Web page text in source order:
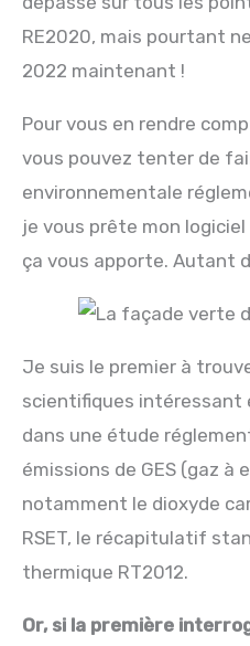
RE2020, mais pourtant
2022 maintenant !
Pour vous en rendre
vous pouvez tenter de
environnementale
je vous prête mon
ça vous apporte. Autant
Je suis le premier à
scientifiques intéressant
dans une étude
émissions de GES (gaz à
notamment le dioxyde
RSET, le récapitulatif
thermique RT2012.
Or, si la première